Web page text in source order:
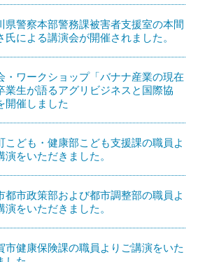
県警察本部警務課被害者支援室の本間
氏による講演会が開催されました。
・ワークショップ「バナナ産業の現在
生が語るアグリビジネスと国際協
開催しました
こども・健康部こども支援課の職員よ
演をいただきました。
都市政策部および都市調整部の職員よ
演をいただきました。
市健康保険課の職員よりご講演をいた